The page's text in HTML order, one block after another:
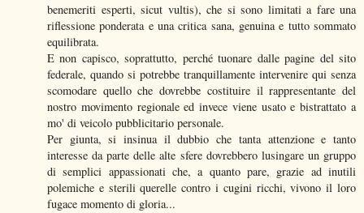
benemeriti esperti, sicut vultis), che si sono limitati a fare una
riflessione ponderata e una critica sana, genuina e tutto sommato
equilibrata.
E non capisco, soprattutto, perché tuonare dalle pagine del sito
federale, quando si potrebbe tranquillamente intervenire qui senza
scomodare quello che dovrebbe costituire il rappresentante del
nostro movimento regionale ed invece viene usato e bistrattato a
mo' di veicolo pubblicitario personale.
Per giunta, si insinua il dubbio che tanta attenzione e tanto
interesse da parte delle alte sfere dovrebbero lusingare un gruppo
di semplici appassionati che, a quanto pare, grazie ad inutili
polemiche e sterili querelle contro i cugini ricchi, vivono il loro
fugace momento di gloria...